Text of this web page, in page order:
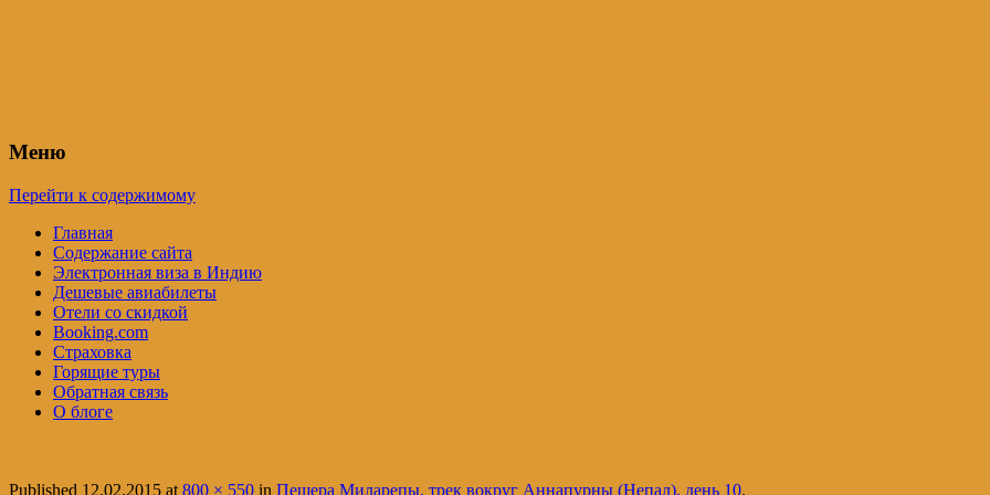
Меню
Перейти к содержимому
Главная
Содержание сайта
Электронная виза в Индию
Дешевые авиабилеты
Отели со скидкой
Booking.com
Страховка
Горящие туры
Обратная связь
О блоге
Published 12.02.2015 at800 × 550 in Пещера Миларепы, трек вокруг Аннапурны (Непал), день 10.